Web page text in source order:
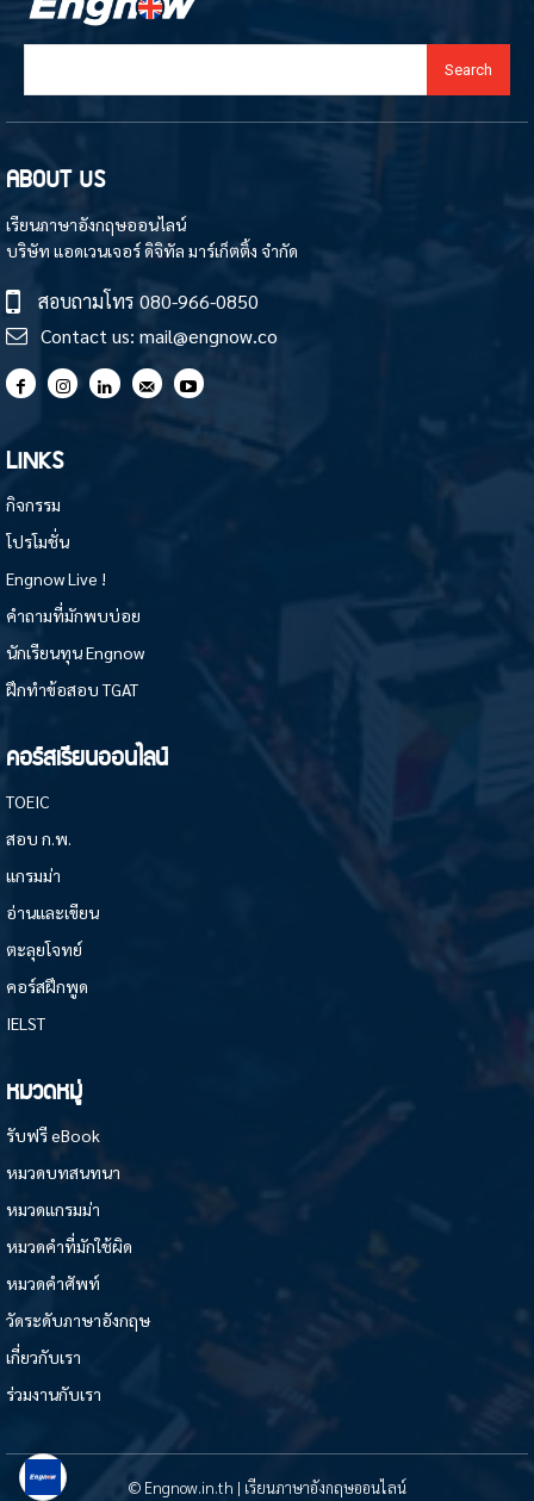
Search
ABOUT US
เรียนภาษาอังกฤษออนไลน์
บริษัท แอดเวนเจอร์ ดิจิทัล มาร์เก็ตติ้ง จำกัด
สอบถามโทร 080-966-0850
Contact us: mail@engnow.co
LINKS
กิจกรรม
โปรโมชั่น
Engnow Live !
คำถามที่มักพบบ่อย
นักเรียนทุน Engnow
ฝึกทำข้อสอบ TGAT
คอร์สเรียนออนไลน์
TOEIC
สอบ ก.พ.
แกรมม่า
อ่านและเขียน
ตะลุยโจทย์
คอร์สฝึกพูด
IELST
หมวดหมู่
รับฟรี eBook
หมวดบทสนทนา
หมวดแกรมม่า
หมวดคำที่มักใช้ผิด
หมวดคำศัพท์
วัดระดับภาษาอังกฤษ
เกี่ยวกับเรา
ร่วมงานกับเรา
© Engnow.in.th | เรียนภาษาอังกฤษออนไลน์